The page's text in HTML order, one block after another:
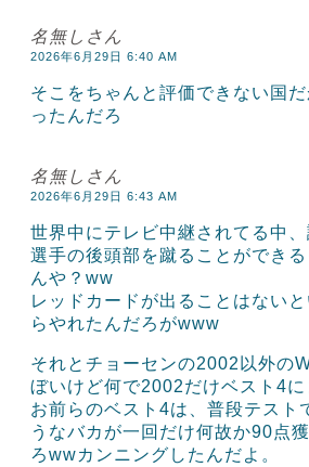
名無しさん
2026年6月29日 6:40 AM
そこをちゃんと評価できない国
ったんだろ
名無しさん
2026年6月29日 6:43 AM
世界中にテレビ中継されてる中
選手の後頭部を蹴ることができ
んや？ww
レッドカードが出ることはない
らやれたんだろがwww
それとチョーセンの2002以外の
ぼいけど何で2002だけベスト4に
お前らのベスト4は、普段テスト
うなバカが一回だけ何故か90点
ろwwカンニングしたんだよ。